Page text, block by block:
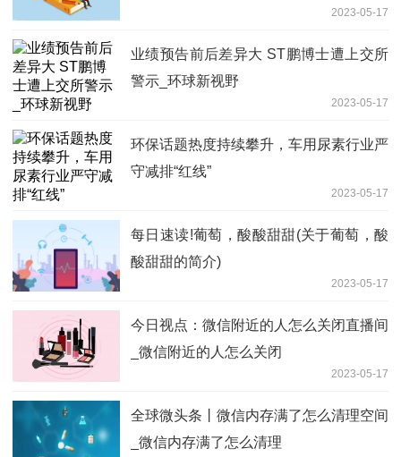
2023-05-17
业绩预告前后差异大 ST鹏博士遭上交所
警示_环球新视野
2023-05-17
环保话题热度持续攀升，车用尿素行业严
守减排“红线”
2023-05-17
每日速读!葡萄，酸酸甜甜(关于葡萄，酸
酸甜甜的简介)
2023-05-17
今日视点：微信附近的人怎么关闭直播间
_微信附近的人怎么关闭
2023-05-17
全球微头条丨微信内存满了怎么清理空间
_微信内存满了怎么清理